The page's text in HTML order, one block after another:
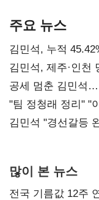
주요 뉴스
김민석, 누적
0.86%p(2보)
김민석, 제주·인천
공세 멈춘 김민석
"팀 정청래 정리" "
다툼 격화
김민석 "경선갈등
많이 본 뉴스
전국 기름값 12주